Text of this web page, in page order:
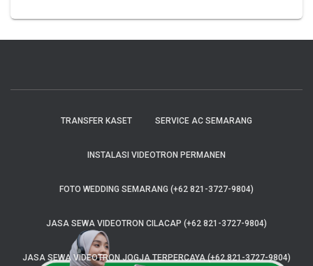
TRANSFER KASET SERVICE AC SEMARANG
INSTALASI VIDEOTRON PERMANEN
FOTO WEDDING SEMARANG (+62 821-3727-9804)
JASA SEWA VIDEOTRON CILACAP (+62 821-3727-9804)
JASA SEWA VIDEOTRON JOGJA TERPERCAYA (+62 821-3727-9804)